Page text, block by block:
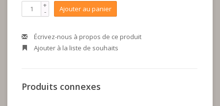
+
- Ajouter au panier
Écrivez-nous à propos de ce produit
Ajouter à la liste de souhaits
Produits connexes